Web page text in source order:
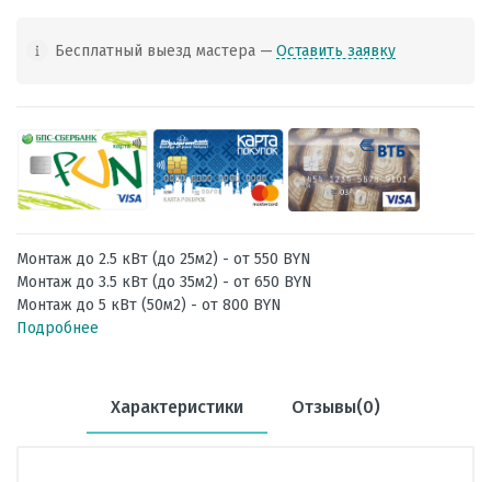
Бесплатный выезд мастера — Оставить заявку
Монтаж до 2.5 кВт (до 25м2) - от 550 BYN
Монтаж до 3.5 кВт (до 35м2) - от 650 BYN
Монтаж до 5 кВт (50м2) - от 800 BYN
Подробнее
Характеристики Отзывы(0)